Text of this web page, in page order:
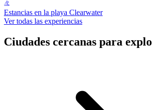
Estancias en la playa Clearwater
Ver todas las experiencias
Ciudades cercanas para